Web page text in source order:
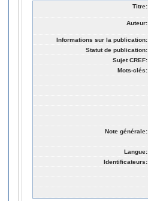
Titre:
Auteur:
Informations sur la publication:
Statut de publication:
Sujet CREF:
Mots-clés:
Note générale:
Langue:
Identificateurs: